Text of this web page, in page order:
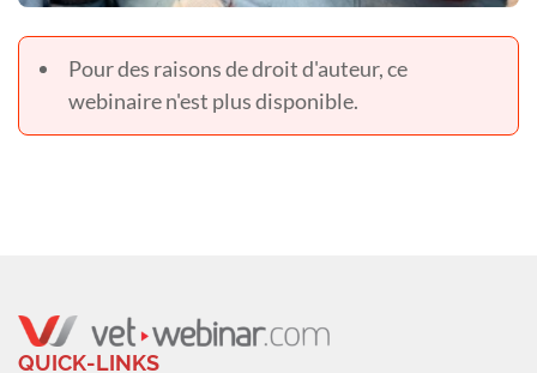
Pour des raisons de droit d'auteur, ce
webinaire n'est plus disponible.
QUICK-LINKS